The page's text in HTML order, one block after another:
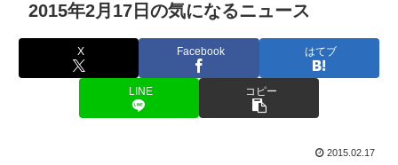
2015年2月17日の気になるニュース
X Facebook はてブ
LINE コピー
2015.02.17